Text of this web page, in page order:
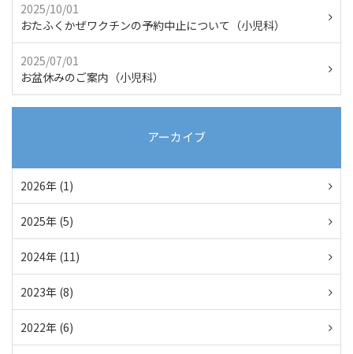
2025/10/01
おたふくかぜワクチンの予約中止について（小児科）
2025/07/01
お盆休みのご案内（小児科）
アーカイブ
2026年 (1)
2025年 (5)
2024年 (11)
2023年 (8)
2022年 (6)